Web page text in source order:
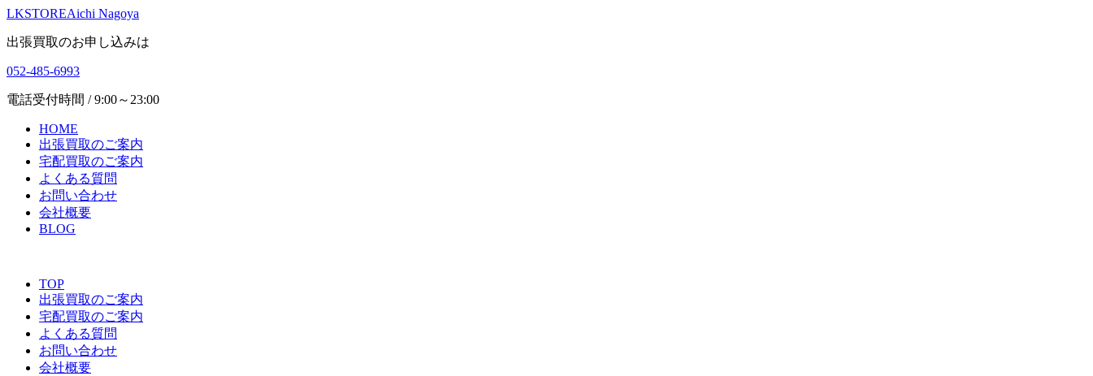
LKSTOREAichi Nagoya
出張買取のお申し込みは
052-485-6993
電話受付時間 / 9:00～23:00
HOME
出張買取のご案内
宅配買取のご案内
よくある質問
お問い合わせ
会社概要
BLOG
TOP
出張買取のご案内
宅配買取のご案内
よくある質問
お問い合わせ
会社概要